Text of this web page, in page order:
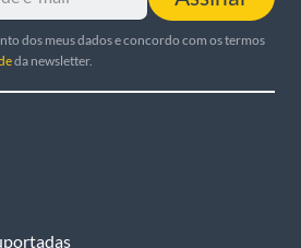
dos meus dados e concordo com os termos
da newsletter.